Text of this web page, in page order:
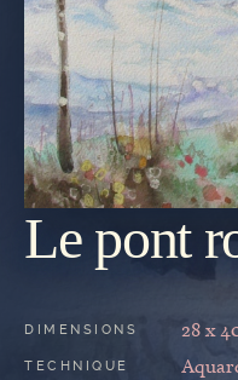
À LA
Le pont
DIMENSIONS 28 x
TECHNIQUE